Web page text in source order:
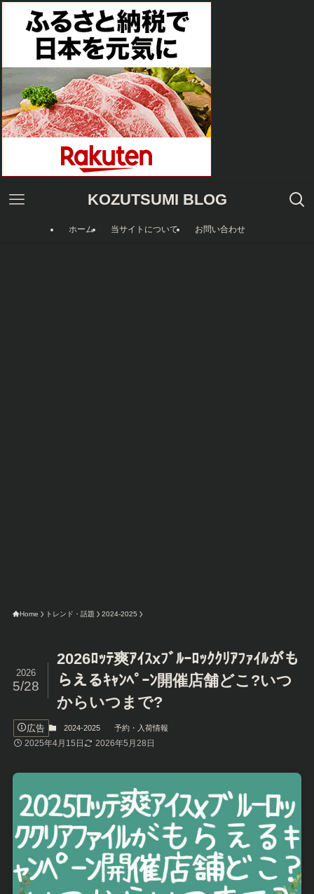
KOZUTSUMI BLOG
ホーム 当サイトについて お問い合わせ
Home トレンド・話題 2024-2025
2026ﾛｯﾃ爽ｱｲｽxﾌﾞﾙｰﾛｯｸｸﾘｱﾌｧｲﾙがも
らえるｷｬﾝﾍﾟｰﾝ開催店舗どこ?いつ
からいつまで?
2026
5/28
広告 2024-2025 予約・入荷情報
2025年4月15日 2026年5月28日